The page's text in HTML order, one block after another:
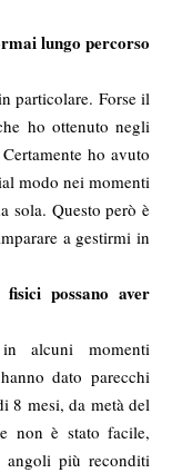
lungo percorso
particolare. Forse il
ho ottenuto negli
ho avuto
modo nei momenti
sola. Questo però è
a gestirmi in
possano aver
alcuni momenti
dato parecchi
8 mesi, da metà del
non è stato facile,
angoli più reconditi